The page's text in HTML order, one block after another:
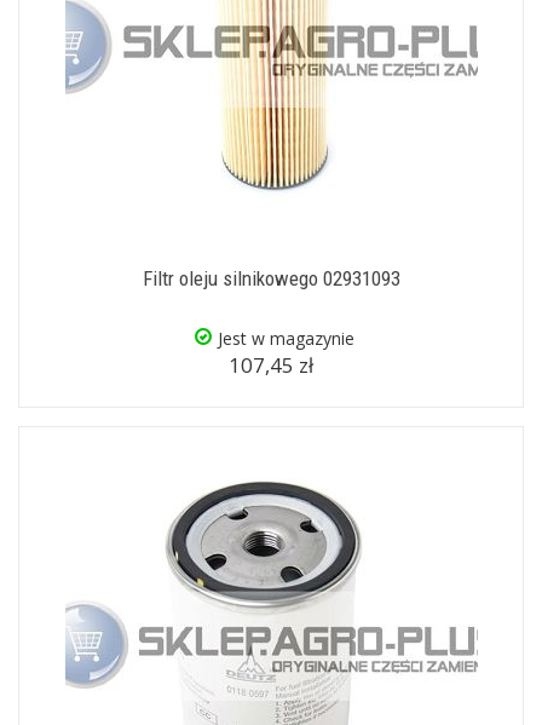
Filtr oleju silnikowego 02931093
Jest w magazynie
107,45 zł